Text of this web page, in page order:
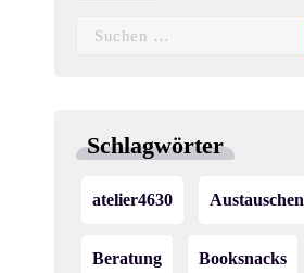
Suchen
Schlagwörter
atelier4630 Austauschen
Beratung Booksnacks